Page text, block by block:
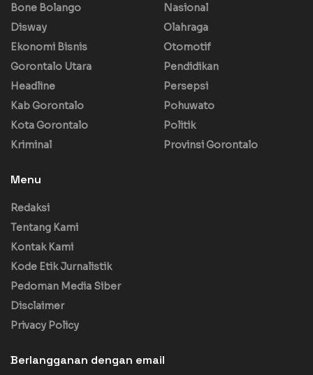
Bone Bolango
Disway
Ekonomi Bisnis
Gorontalo Utara
Headline
Kab Gorontalo
Kota Gorontalo
Kriminal
Nasional
Olahraga
Otomotif
Pendidikan
Persepsi
Pohuwato
Politik
Provinsi Gorontalo
Menu
Redaksi
Tentang Kami
Kontak Kami
Kode Etik Jurnalistik
Pedoman Media Siber
Disclaimer
Privacy Policy
Berlangganan dengan email